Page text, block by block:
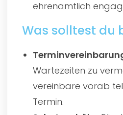
ehrenamtlich
Was solltest du
Wartezeiten zu
vereinbare vorab
Termin.